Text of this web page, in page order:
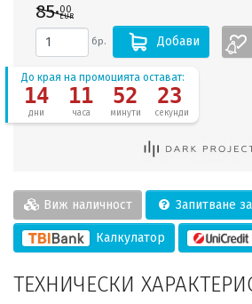
85·00
EUR
бр. Добави
До края на промоцията остават:
14
дни
11
часа
52
минути
22
секунди
Виж наличност Запитване
Калкулатор
ТЕХНИЧЕСКИ